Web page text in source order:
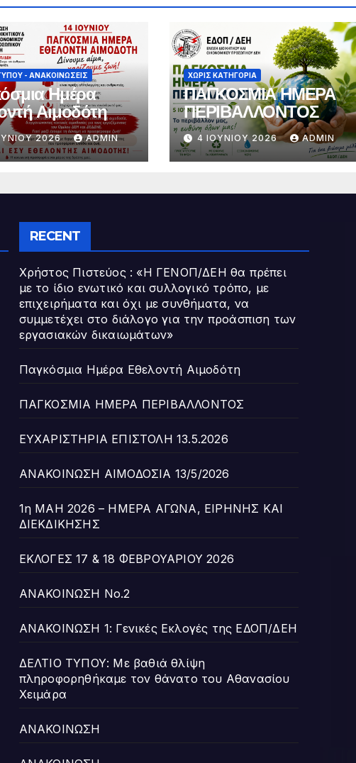
- ΑΝΑΚΟΙΝΏΣΕΙΣ
Ημέρα
Αιμοδότη
2026 ADMIN
ΧΩΡΊΣ ΚΑΤΗΓΟΡΊΑ
ΠΑΓΚΟΣΜΙΑ ΗΜΕΡΑ
ΠΕΡΙΒΑΛΛΟΝΤΟΣ
4 ΙΟΥΝΊΟΥ 2026 ADMIN
RECENT
Χρήστος Πιστεύος : «Η ΓΕΝΟΠ/ΔΕΗ θα πρέπει
με το ίδιο ενωτικό και συλλογικό τρόπο, με
επιχειρήματα και όχι με συνθήματα, να
συμμετέχει στο διάλογο για την προάσπιση των
εργασιακών δικαιωμάτων»
Παγκόσμια Ημέρα Εθελοντή Αιμοδότη
ΠΑΓΚΟΣΜΙΑ ΗΜΕΡΑ ΠΕΡΙΒΑΛΛΟΝΤΟΣ
ΕΥΧΑΡΙΣΤΗΡΙΑ ΕΠΙΣΤΟΛΗ 13.5.2026
ΑΝΑΚΟΙΝΩΣΗ ΑΙΜΟΔΟΣΙΑ 13/5/2026
1η ΜΑΗ 2026 – ΗΜΕΡΑ ΑΓΩΝΑ, ΕΙΡΗΝΗΣ ΚΑΙ
ΔΙΕΚΔΙΚΗΣΗΣ
ΕΚΛΟΓΕΣ 17 & 18 ΦΕΒΡΟΥΑΡΙΟΥ 2026
ΑΝΑΚΟΙΝΩΣΗ Νο.2
ΑΝΑΚΟΙΝΩΣΗ 1: Γενικές Εκλογές της ΕΔΟΠ/ΔΕΗ
ΔΕΛΤΙΟ ΤΥΠΟΥ: Με βαθιά θλίψη
πληροφορηθήκαμε τον θάνατο του Αθανασίου
Χειμάρα
ΑΝΑΚΟΙΝΩΣΗ